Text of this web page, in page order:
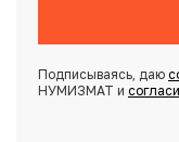
Подписываясь, даю
НУМИЗМАТ и